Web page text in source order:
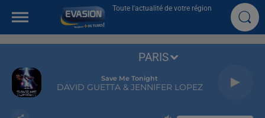
Toute l'actualité de votre région
Save Me Tonight
DAVID GUETTA & JENNIFER LOPEZ
PARIS